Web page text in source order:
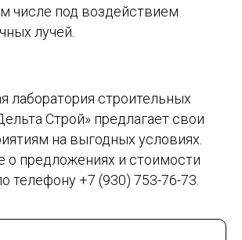
числе под воздействием
лучей.
лаборатория строительных
Строй» предлагает свои
на выгодных условиях.
о предложениях и стоимости
телефону +7 (930) 753-76-73.